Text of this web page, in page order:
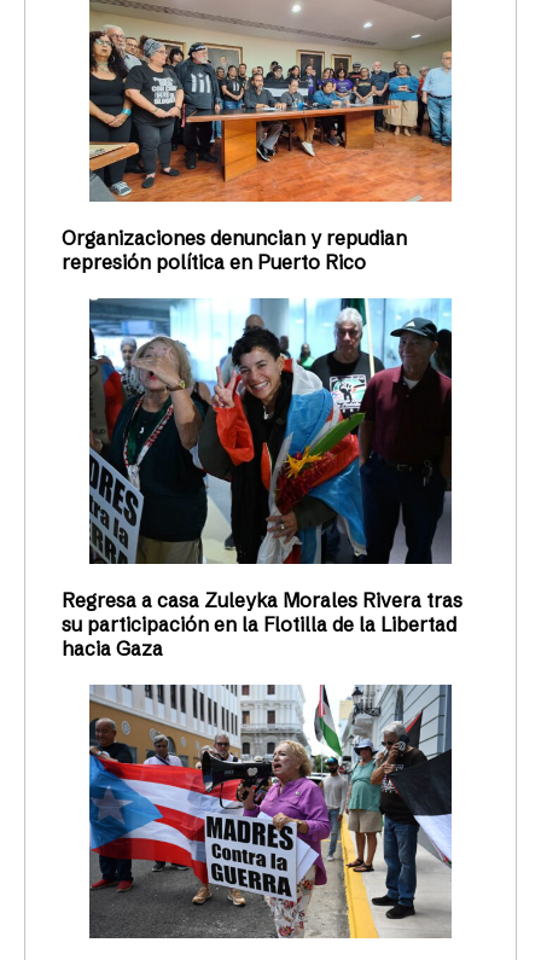
Organizaciones denuncian y repudian
represión política en Puerto Rico
Regresa a casa Zuleyka Morales Rivera tras
su participación en la Flotilla de la Libertad
hacia Gaza